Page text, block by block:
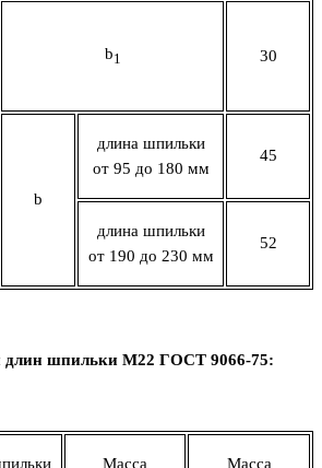
b1 30
b
длина шпильки
от 95 до 180 мм
45
длина шпильки
от 190 до 230 мм
52
длин шпильки М22 ГОСТ 9066-75:
Масса
Масса